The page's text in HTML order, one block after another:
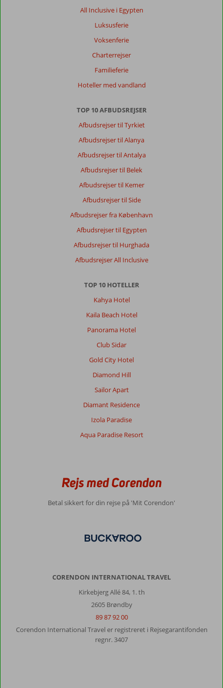
All Inclusive i Egypten
Luksusferie
Voksenferie
Charterrejser
Familieferie
Hoteller med vandland
TOP 10 AFBUDSREJSER
Afbudsrejser til Tyrkiet
Afbudsrejser til Alanya
Afbudsrejser til Antalya
Afbudsrejser til Belek
Afbudsrejser til Kemer
Afbudsrejser til Side
Afbudsrejser fra København
Afbudsrejser til Egypten
Afbudsrejser til Hurghada
Afbudsrejser All Inclusive
TOP 10 HOTELLER
Kahya Hotel
Kaila Beach Hotel
Panorama Hotel
Club Sidar
Gold City Hotel
Diamond Hill
Sailor Apart
Diamant Residence
Izola Paradise
Aqua Paradise Resort
Rejs med Corendon
Betal sikkert for din rejse på 'Mit Corendon'
CORENDON INTERNATIONAL TRAVEL
Kirkebjerg Allé 84, 1. th
2605 Brøndby
89 87 92 00
Corendon International Travel er registreret i Rejsegarantifonden
regnr. 3407